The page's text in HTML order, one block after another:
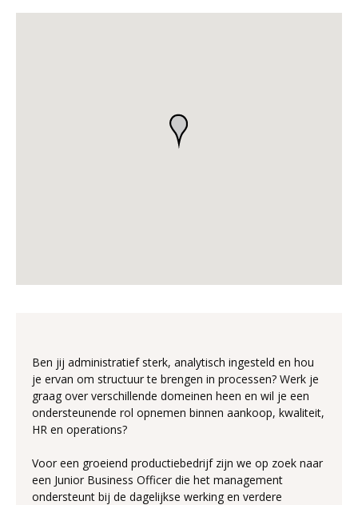
Ben jij administratief sterk, analytisch ingesteld en hou
je ervan om structuur te brengen in processen? Werk je
graag over verschillende domeinen heen en wil je een
ondersteunende rol opnemen binnen aankoop, kwaliteit,
HR en operations?
Voor een groeiend productiebedrijf zijn we op zoek naar
een Junior Business Officer die het management
ondersteunt bij de dagelijkse werking en verdere